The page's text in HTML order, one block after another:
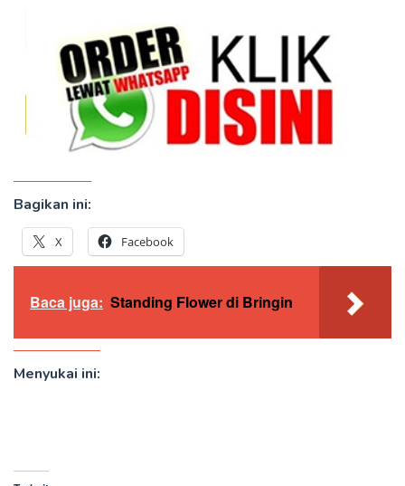
Bagikan ini:
X Facebook
Baca juga: Standing Flower di Bringin
Menyukai ini: